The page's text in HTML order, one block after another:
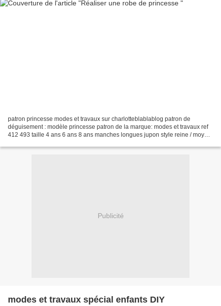
patron princesse modes et travaux sur charlotteblablablog patron de
déguisement : modèle princesse patron de la marque: modes et travaux ref
412 493 taille 4 ans 6 ans 8 ans manches longues jupon style reine / moyen
Publicité
modes et travaux spécial enfants DIY